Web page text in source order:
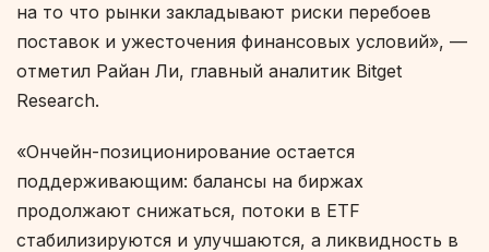
на то что рынки закладывают риски перебоев
поставок и ужесточения финансовых условий», —
отметил Райан Ли, главный аналитик Bitget
Research.
«Ончейн-позиционирование остается
поддерживающим: балансы на биржах
продолжают снижаться, потоки в ETF
стабилизируются и улучшаются, а ликвидность в